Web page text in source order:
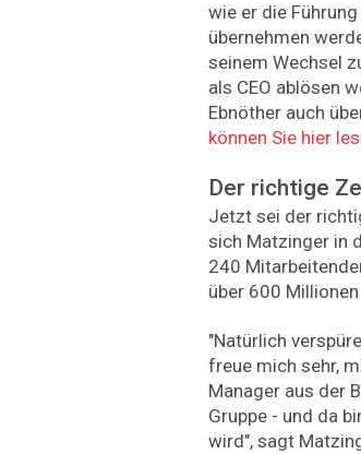
wie er die
übernehmen
seinem Wechsel
als CEO ablösen
Ebnöther auch
können Sie hier
Der richtige
Jetzt sei der
sich Matzinger in
240
über 600
"Natürlich
freue mich sehr,
Manager aus der
Gruppe - und da
wird", sagt